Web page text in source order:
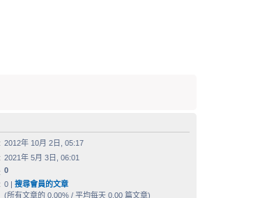
2012年 10月 2日, 05:17
2021年 5月 3日, 06:01
0
0 |搜尋會員的文章
(所有文章的 0.00% / 平均每天 0.00 篇文章)